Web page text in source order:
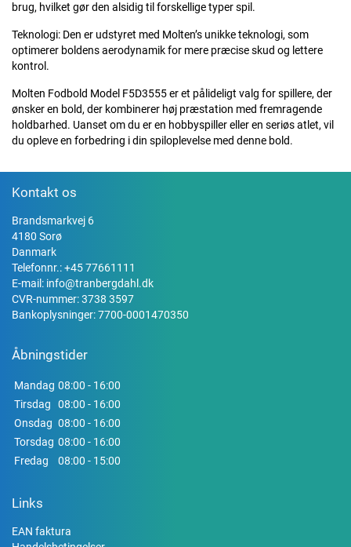
brug, hvilket gør den alsidig til forskellige typer spil.
Teknologi: Den er udstyret med Molten’s unikke teknologi, som
optimerer boldens aerodynamik for mere præcise skud og lettere
kontrol.
Molten Fodbold Model F5D3555 er et pålideligt valg for spillere, der
ønsker en bold, der kombinerer høj præstation med fremragende
holdbarhed. Uanset om du er en hobbyspiller eller en seriøs atlet, vil
du opleve en forbedring i din spiloplevelse med denne bold.
Kontakt os
Brandsmarkvej 6
4180 Sorø
Danmark
Telefonnr.:+45 77661111
E-mail: info@tranbergdahl.dk
CVR-nummer: 3738 3597
Bankoplysninger: 7700-0001470350
Åbningstider
Mandag 08:00 - 16:00
Tirsdag
08:00 - 16:00
Onsdag 08:00 - 16:00
Torsdag 08:00 - 16:00
Fredag
08:00 - 15:00
Links
EAN faktura